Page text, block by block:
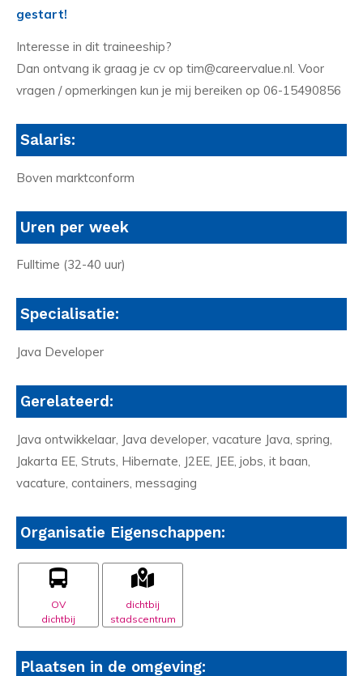
gestart!
Interesse in dit traineeship?
Dan ontvang ik graag je cv op tim@careervalue.nl. Voor
vragen / opmerkingen kun je mij bereiken op 06-15490856
Salaris:
Boven marktconform
Uren per week
Fulltime (32-40 uur)
Specialisatie:
Java Developer
Gerelateerd:
Java ontwikkelaar, Java developer, vacature Java, spring,
Jakarta EE, Struts, Hibernate, J2EE, JEE, jobs, it baan,
vacature, containers, messaging
Organisatie Eigenschappen:
OV
dichtbij
dichtbij
stadscentrum
Plaatsen in de omgeving: